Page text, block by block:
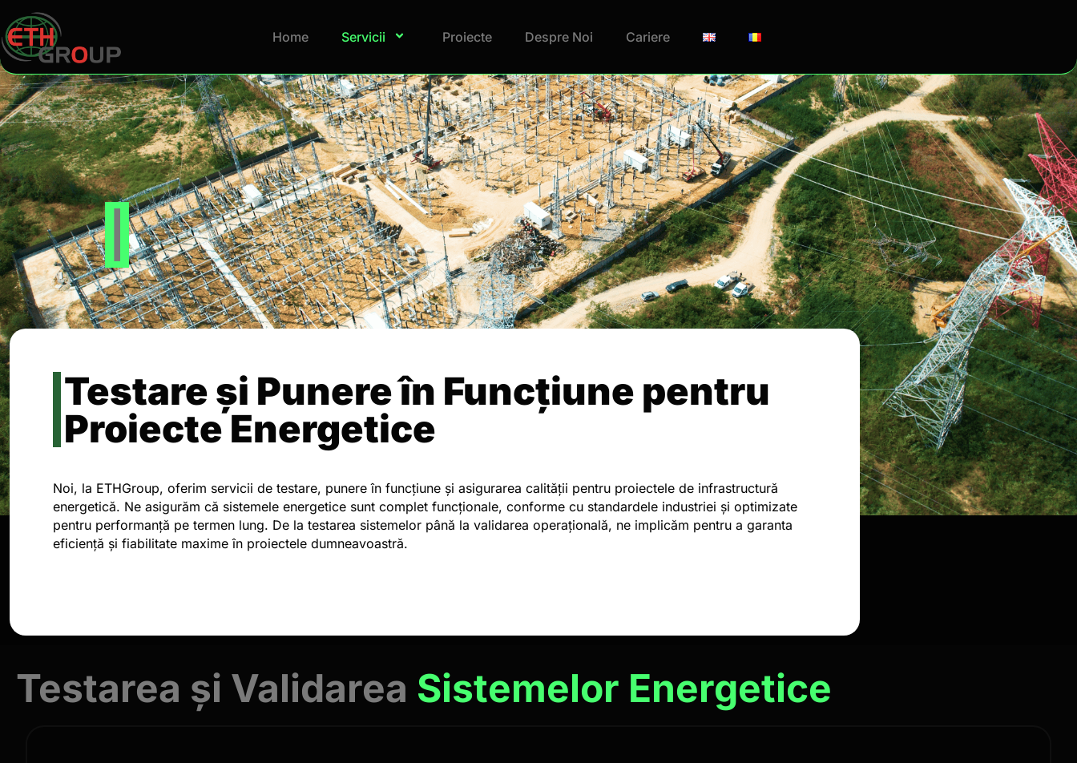
Home Servicii Proiecte Despre Noi Cariere
Testare
Testare și Punere în Funcțiune pentru
Proiecte Energetice
Noi, la ETHGroup, oferim servicii de testare, punere în funcțiune și asigurarea calității pentru proiectele de infrastructură
energetică. Ne asigurăm că sistemele energetice sunt complet funcționale, conforme cu standardele industriei și optimizate
pentru performanță pe termen lung. De la testarea sistemelor până la validarea operațională, ne implicăm pentru a garanta
eficiență și fiabilitate maxime în proiectele dumneavoastră.
Testarea și Validarea Sistemelor Energetice